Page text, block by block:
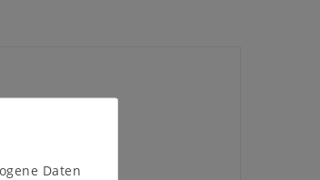
Daten